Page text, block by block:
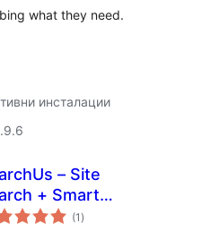
what they need.
инсталации
– Site
+ Smart
Recovery
(1 общо
оценки
)